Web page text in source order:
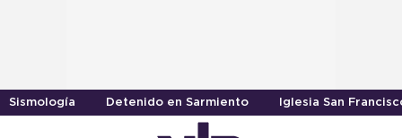
Sismología Detenido en Sarmiento Iglesia San